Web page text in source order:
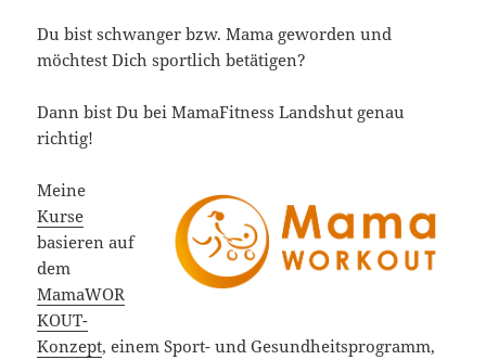
Du bist schwanger bzw. Mama geworden und
möchtest Dich sportlich betätigen?
Dann bist Du bei MamaFitness Landshut genau
richtig!
Meine
Kurse
basieren auf
dem
MamaWOR
KOUT-
Konzept, einem Sport- und Gesundheitsprogramm,